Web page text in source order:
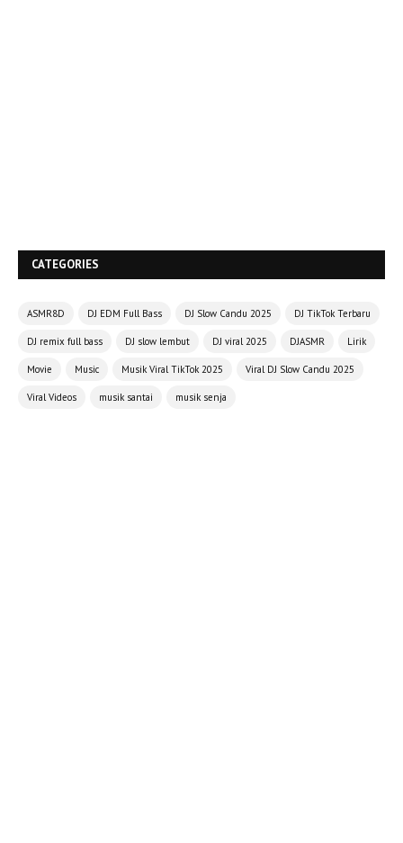
CATEGORIES
ASMR8D DJ EDM Full Bass DJ Slow Candu 2025 DJ TikTok Terbaru
DJ remix full bass DJ slow lembut DJ viral 2025 DJASMR Lirik
Movie Music Musik Viral TikTok 2025 Viral DJ Slow Candu 2025
Viral Videos musik santai musik senja